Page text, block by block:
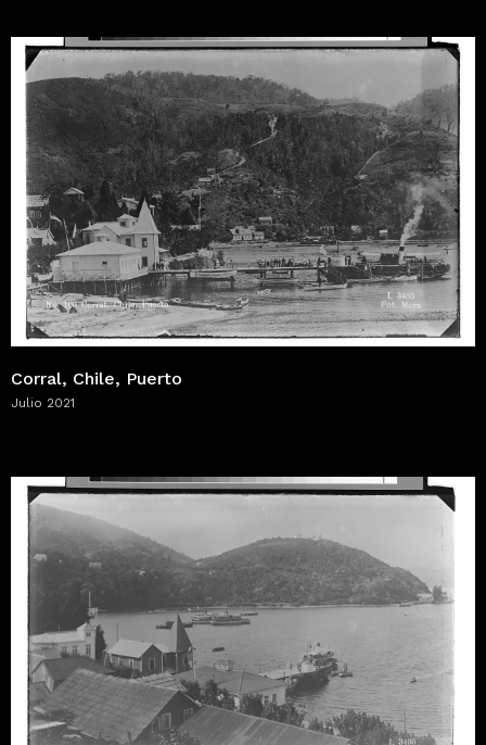
Corral, Chile, Puerto
Julio 2021